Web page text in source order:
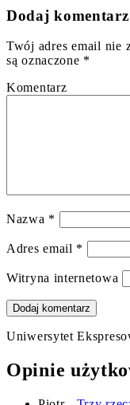
Dodaj komentarz
Twój adres email nie
są oznaczone *
Nazwa *
Adres email *
Witryna internetowa
Uniwersytet
Opinie